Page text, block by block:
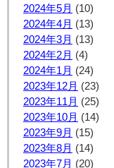
2024年5月 (10)
2024年4月 (13)
2024年3月 (13)
2024年2月 (4)
2024年1月 (24)
2023年12月 (23)
2023年11月 (25)
2023年10月 (14)
2023年9月 (15)
2023年8月 (14)
2023年7月 (20)